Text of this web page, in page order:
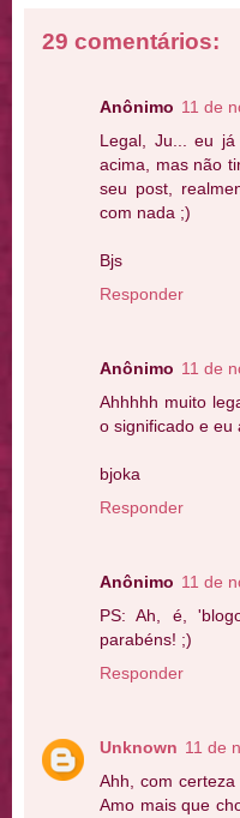
29 comentários:
Anônimo 11 de
Legal, Ju... eu
acima, mas não
seu post,
com nada ;)
Bjs
Responder
Anônimo 11 de
Ahhhhh muito
o significado e eu
bjoka
Responder
Anônimo 11 de
PS: Ah, é,
parabéns! ;)
Responder
Unknown 11 de
Ahh, com
Amo mais que